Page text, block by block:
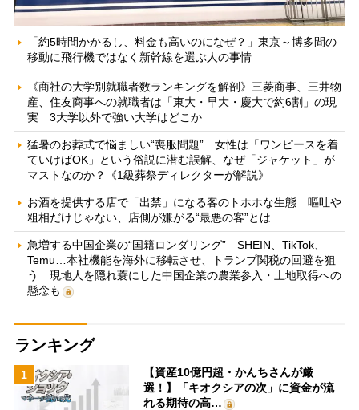
「約5時間かかるし、料金も高いのになぜ？」東京～博多間の
移動に飛行機ではなく新幹線を選ぶ人の事情
《商社の大学別就職者数ランキングを解剖》三菱商事、三井物
産、住友商事への就職者は「東大・早大・慶大で約6割」の現
実 3大学以外で強い大学はどこか
猛暑のお葬式で悩ましい“喪服問題” 女性は「ワンピースを着
ていけばOK」という俗説に潜む誤解、なぜ「ジャケット」が
マストなのか？《1級葬祭ディレクターが解説》
お酒を提供する店で「出禁」になる客のトホホな生態 嘔吐や
粗相だけじゃない、店側が嫌がる“最悪の客”とは
急増する中国企業の“国籍ロンダリング” SHEIN、TikTok、
Temu…本社機能を海外に移転させ、トランプ関税の回避を狙
う 現地人を隠れ蓑にした中国企業の農業参入・土地取得への
懸念も
ランキング
1
【資産10億円超・かんちさんが厳
選！】「キオクシアの次」に資金が流
れる期待の高…